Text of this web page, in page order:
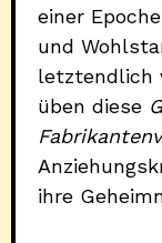
einer
und
letztendlich
üben diese
ihre